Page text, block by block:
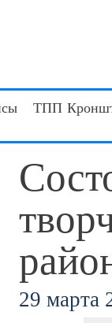
ТПП
29 марта